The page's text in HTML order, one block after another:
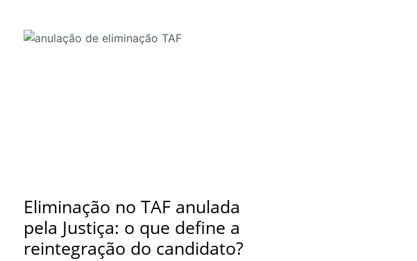
Eliminação no TAF anulada
pela Justiça: o que define a
reintegração do candidato?